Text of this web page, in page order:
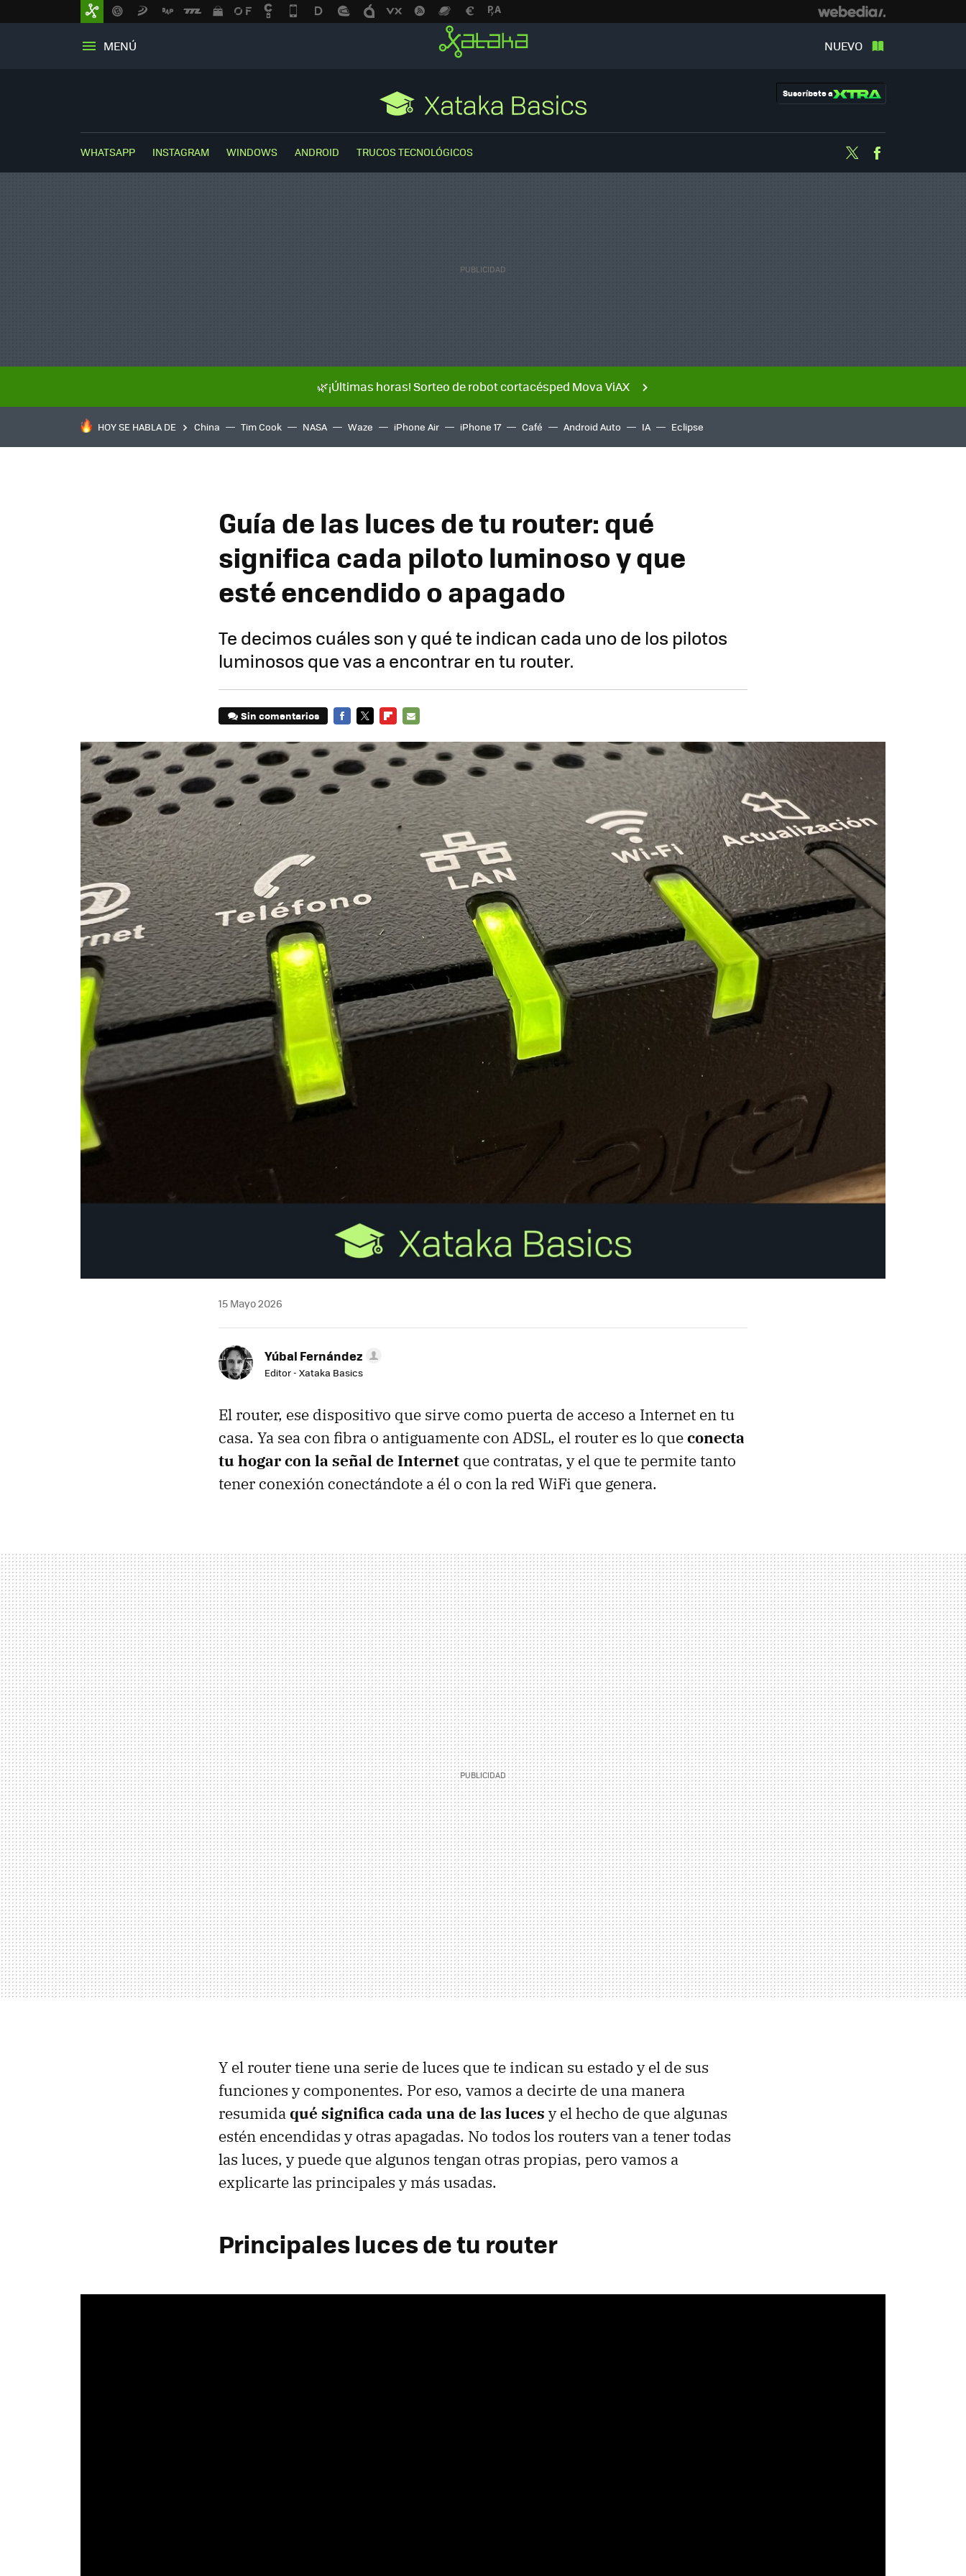
MENÚ NUEVO
Suscríbete a
WHATSAPP INSTAGRAM WINDOWS ANDROID TRUCOS TECNOLÓGICOS Twitter
🌿¡Últimas horas! Sorteo de robot cortacésped Mova ViAX
HOY SE HABLA DE China Tim Cook NASA Waze iPhone Air iPhone 17 Café Android Auto IA Eclipse
Guía de las luces de tu router: qué
significa cada piloto luminoso y que
esté encendido o apagado
Te decimos cuáles son y qué te indican cada uno de los pilotos
luminosos que vas a encontrar en tu router.
Sin comentarios
MAIL
15 Mayo 2026
Yúbal Fernández
Editor - Xataka Basics
El router, ese dispositivo que sirve como puerta de acceso a Internet en tu
casa. Ya sea con fibra o antiguamente con ADSL, el router es lo queconecta
tu hogar con la señal de Internet que contratas, y el que te permite tanto
tener conexión conectándote a él o con la red WiFi que genera.
Y el router tiene una serie de luces que te indican su estado y el de sus
funciones y componentes. Por eso, vamos a decirte de una manera
resumidaqué significa cada una de las luces y el hecho de que algunas
estén encendidas y otras apagadas. No todos los routers van a tener todas
las luces, y puede que algunos tengan otras propias, pero vamos a
explicarte las principales y más usadas.
Principales luces de tu router